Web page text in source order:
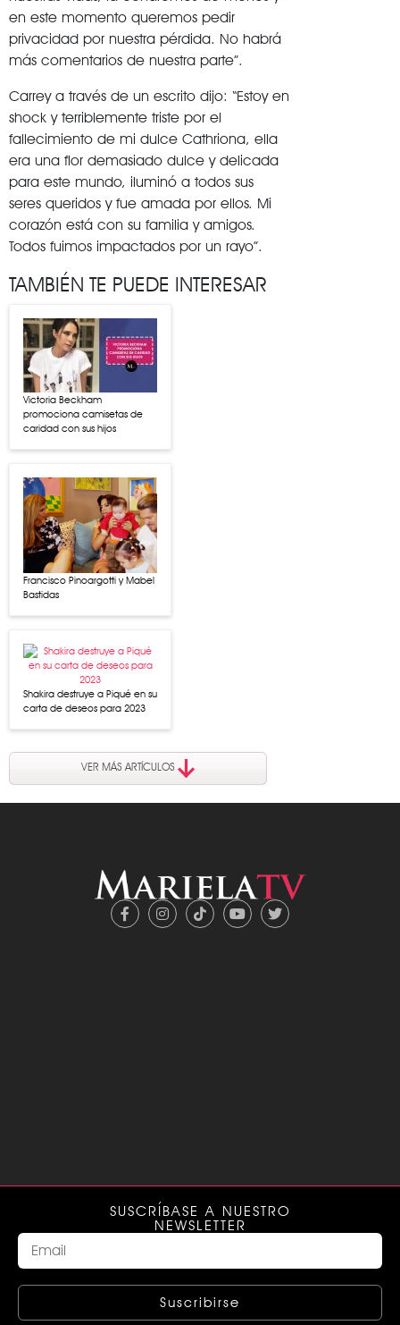
en este momento queremos pedir
privacidad por nuestra pérdida. No habrá
más comentarios de nuestra parte”.
Carrey a través de un escrito dijo: “Estoy en
shock y terriblemente triste por el
fallecimiento de mi dulce Cathriona, ella
era una flor demasiado dulce y delicada
para este mundo, iluminó a todos sus
seres queridos y fue amada por ellos. Mi
corazón está con su familia y amigos.
Todos fuimos impactados por un rayo”.
TAMBIÉN TE PUEDE INTERESAR
Victoria Beckham
promociona camisetas de
caridad con sus hijos
Francisco Pinoargotti y Mabel
Bastidas
Shakira destruye a Piqué en su
carta de deseos para 2023
VER MÁS ARTÍCULOS
SUSCRÍBASE A NUESTRO
NEWSLETTER
Suscribirse